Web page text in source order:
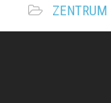
ZENTRUM